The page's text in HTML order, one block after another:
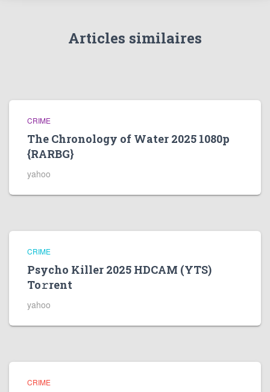
Articles similaires
CRIME
The Chronology of Water 2025 1080p
{RARBG}
yahoo
CRIME
Psycho Killer 2025 HDCAM (YTS)
To𝚛rent
yahoo
CRIME